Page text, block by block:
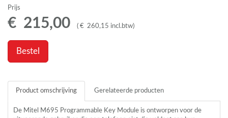
Prijs
€ 215,00 ( € 260,15 incl.btw)
Bestel
Product omschrijving Gerelateerde producten
De Mitel M695 Programmable Key Module is ontworpen voor de